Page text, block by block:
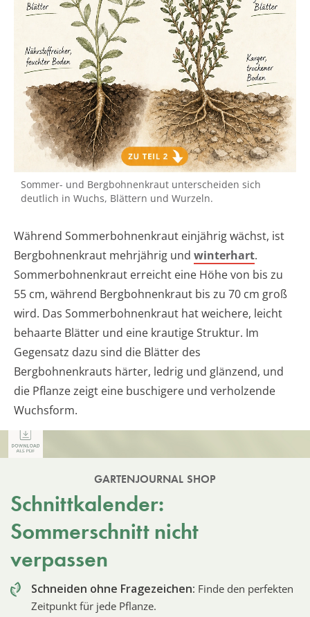
Sommer- und Bergbohnenkraut unterscheiden sich
deutlich in Wuchs, Blättern und Wurzeln.
Während Sommerbohnenkraut einjährig wächst, ist
Bergbohnenkraut mehrjährig und winterhart.
Sommerbohnenkraut erreicht eine Höhe von bis zu
55 cm, während Bergbohnenkraut bis zu 70 cm groß
wird. Das Sommerbohnenkraut hat weichere, leicht
behaarte Blätter und eine krautige Struktur. Im
Gegensatz dazu sind die Blätter des
Bergbohnenkrauts härter, ledrig und glänzend, und
die Pflanze zeigt eine buschigere und verholzende
Wuchsform.
GARTENJOURNAL SHOP
Schnittkalender:
Sommerschnitt nicht
verpassen
Schneiden ohne Fragezeichen: Finde den perfekten
Zeitpunkt für jede Pflanze.